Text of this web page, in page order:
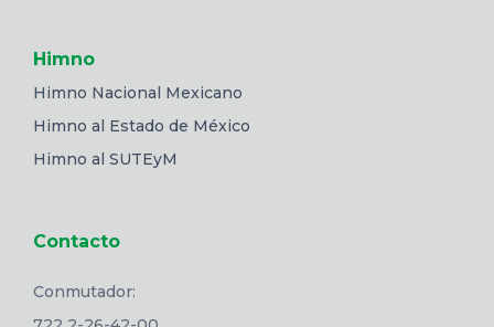
Himno
Himno Nacional Mexicano
Himno al Estado de México
Himno al SUTEyM
Contacto
Conmutador: